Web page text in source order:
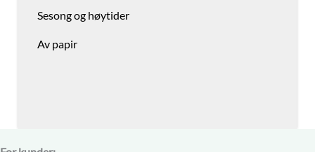
Sesong og høytider
Av papir